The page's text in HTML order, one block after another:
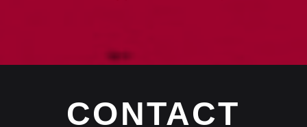
CONTACT